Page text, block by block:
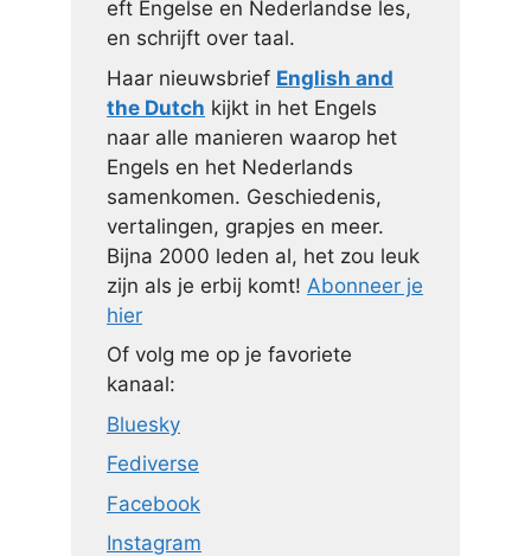
eft Engelse en Nederlandse les,
en schrijft over taal.
Haar nieuwsbrief English and
the Dutch kijkt in het Engels
naar alle manieren waarop het
Engels en het Nederlands
samenkomen. Geschiedenis,
vertalingen, grapjes en meer.
Bijna 2000 leden al, het zou leuk
zijn als je erbij komt! Abonneer je
hier
Of volg me op je favoriete
kanaal:
Bluesky
Fediverse
Facebook
Instagram